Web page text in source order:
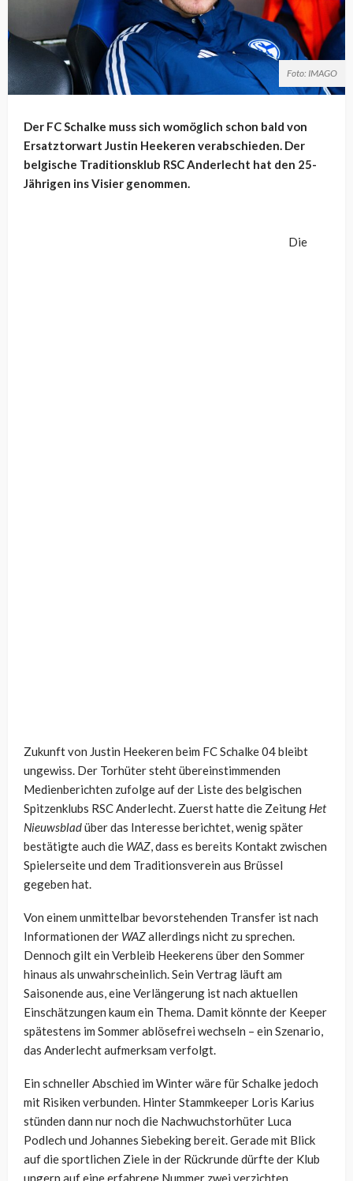
Foto: IMAGO
Der FC Schalke muss sich womöglich schon bald von
Ersatztorwart Justin Heekeren verabschieden. Der
belgische Traditionsklub RSC Anderlecht hat den 25-
Jährigen ins Visier genommen.
Die
Zukunft von Justin Heekeren beim FC Schalke 04 bleibt
ungewiss. Der Torhüter steht übereinstimmenden
Medienberichten zufolge auf der Liste des belgischen
Spitzenklubs RSC Anderlecht. Zuerst hatte die Zeitung Het
Nieuwsbladüber das Interesse berichtet, wenig später
bestätigte auch die WAZ, dass es bereits Kontakt zwischen
Spielerseite und dem Traditionsverein aus Brüssel
gegeben hat.
Von einem unmittelbar bevorstehenden Transfer ist nach
Informationen der WAZallerdings nicht zu sprechen.
Dennoch gilt ein Verbleib Heekerens über den Sommer
hinaus als unwahrscheinlich. Sein Vertrag läuft am
Saisonende aus, eine Verlängerung ist nach aktuellen
Einschätzungen kaum ein Thema. Damit könnte der Keeper
spätestens im Sommer ablösefrei wechseln – ein Szenario,
das Anderlecht aufmerksam verfolgt.
Ein schneller Abschied im Winter wäre für Schalke jedoch
mit Risiken verbunden. Hinter Stammkeeper Loris Karius
stünden dann nur noch die Nachwuchstorhüter Luca
Podlech und Johannes Siebeking bereit. Gerade mit Blick
auf die sportlichen Ziele in der Rückrunde dürfte der Klub
ungern auf eine erfahrene Nummer zwei verzichten.